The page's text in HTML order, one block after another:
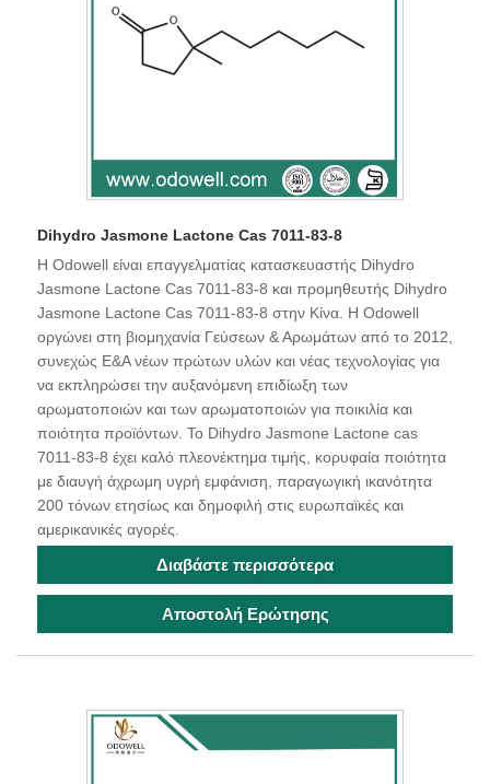
Dihydro Jasmone Lactone Cas 7011-83-8
Η Odowell είναι επαγγελματίας κατασκευαστής Dihydro
Jasmone Lactone Cas 7011-83-8 και προμηθευτής Dihydro
Jasmone Lactone Cas 7011-83-8 στην Κίνα. Η Odowell
οργώνει στη βιομηχανία Γεύσεων & Αρωμάτων από το 2012,
συνεχώς Ε&Α νέων πρώτων υλών και νέας τεχνολογίας για
να εκπληρώσει την αυξανόμενη επιδίωξη των
αρωματοποιών και των αρωματοποιών για ποικιλία και
ποιότητα προϊόντων. Το Dihydro Jasmone Lactone cas
7011-83-8 έχει καλό πλεονέκτημα τιμής, κορυφαία ποιότητα
με διαυγή άχρωμη υγρή εμφάνιση, παραγωγική ικανότητα
200 τόνων ετησίως και δημοφιλή στις ευρωπαϊκές και
αμερικανικές αγορές.
Διαβάστε περισσότερα
Αποστολή Ερώτησης